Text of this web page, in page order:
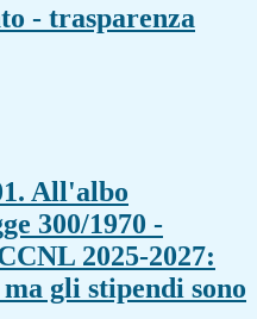
- trasparenza
All'albo
300/1970 -
2025-2027:
gli stipendi sono